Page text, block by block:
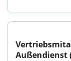
Außendienst